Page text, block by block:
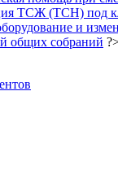
ТСЖ (ТСН) под
и
общих собраний